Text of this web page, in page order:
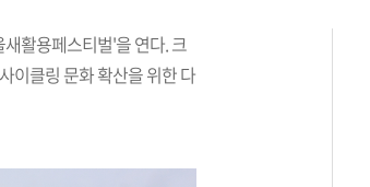
새활용페스티벌'을 연다.크
이클링 문화 확산을 위한 다